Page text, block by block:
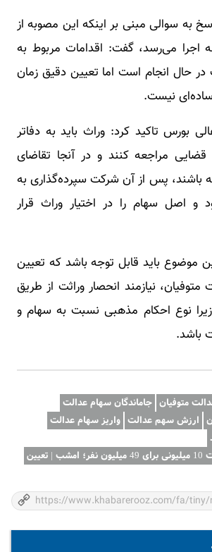
به سوالی مبنی بر اینکه این مصوبه از
اجرا می‌رسد، گفت: اقدامات مربوط به
حال انجام است اما تعیین دقیق زمان
ساده‌ای نیست.
بورس تاکید کرد: وراث باید به دفاتر
مراجعه کنند و در آنجا تقاضای
باشند، پس از آن شرکت سپرده‌گذاری به
و اصل سهام را در اختیار وراث قرار
موضوع باید قابل توجه باشد که تعیین
نیازمند انحصار وراثت از طریق
نوع احکام مذهبی نسبت به سهام و
باشد.
متوفیان جاماندگان سهام عدالت
ارزش سهم عدالت واریز سهام عدالت